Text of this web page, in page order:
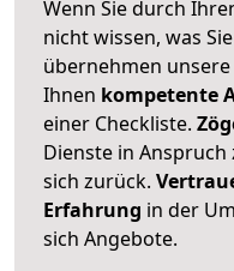
Wenn Sie durch
nicht wissen, was
übernehmen
Ihnen kompetente
einer Checkliste.
Dienste in
sich zurück.
Erfahrung in der
sich Angebote.